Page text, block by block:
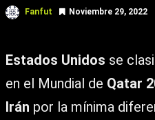
Fanfut Noviembre 29, 2022
Estados Unidos se
en el Mundial de Qatar
Irán por la mínima